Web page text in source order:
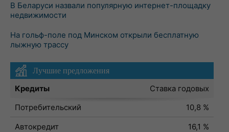
В Беларуси назвали популярную интернет-площадку
недвижимости
На гольф-поле под Минском открыли бесплатную
лыжную трассу
Лучшие предложения
Кредиты
Ставка годовых
Потребительский
10,8 %
Автокредит
16,1 %